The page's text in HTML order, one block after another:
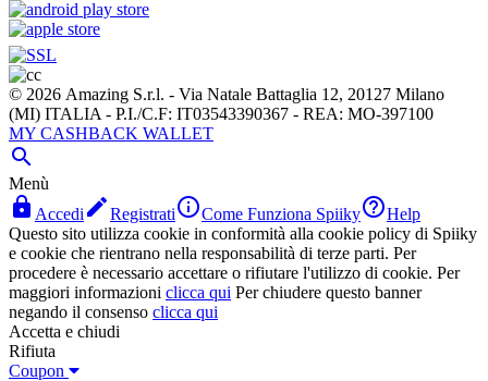
© 2026 Amazing S.r.l. - Via Natale Battaglia 12, 20127 Milano
(MI) ITALIA - P.I./C.F: IT03543390367 - REA: MO-397100
MY CASHBACK WALLET

Menù
 Accedi RegistratiCome Funziona SpiikyHelp
Questo sito utilizza cookie in conformità alla cookie policy di Spiiky
e cookie che rientrano nella responsabilità di terze parti. Per
procedere è necessario accettare o rifiutare l'utilizzo di cookie. Per
maggiori informazioni clicca qui Per chiudere questo banner
negando il consenso clicca qui
Accetta e chiudi
Rifiuta
Coupon